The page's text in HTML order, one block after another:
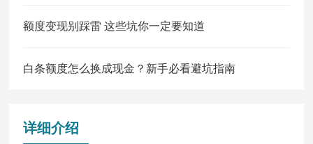
额度变现别踩雷 这些坑你一定要知道
白条额度怎么换成现金？新手必看避坑指南
详细介绍